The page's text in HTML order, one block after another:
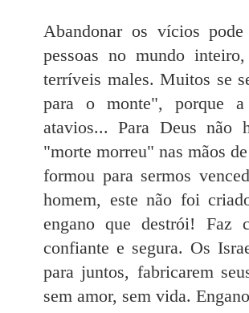
Abandonar os vícios
pessoas no mundo
terríveis males. Muitos se
para o monte", porque a
atavios... Para Deus não
"morte morreu" nas mãos
formou para sermos
homem, este não foi
engano que destrói! Faz
confiante e segura. Os
para juntos, fabricarem
sem amor, sem vida.